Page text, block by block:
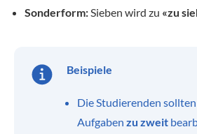
Sonderform:Sieben wird zu «zu
Beispiele
Die Studierenden
Aufgaben zu zweit